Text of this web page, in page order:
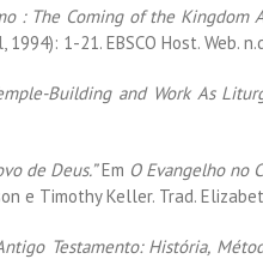
: The Coming of the Kingdom
1-21. EBSCO Host. Web.
Building and Work As
de Deus.”Em O Evangelho no
e Timothy Keller. Trad.
Testamento: História,